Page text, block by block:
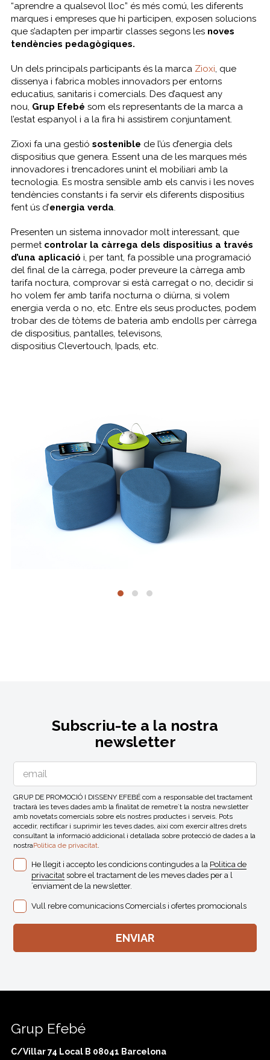
“aprendre a qualsevol lloc” és més comú, les diferents
marques i empreses que hi participen, exposen solucions
que s’adapten per impartir classes segons lesnoves
tendències pedagògiques.
Un dels principals participants és la marca Zioxi, que
dissenya i fabrica mobles innovadors per entorns
educatius, sanitaris i comercials. Des d’aquest any
nou, Grup Efebé som els representants de la marca a
l’estat espanyol i a la fira hi assistirem conjuntament.
Zioxi fa una gestió sostenible de l’ús d’energia dels
dispositius que genera. Essent una de les marques més
innovadores i trencadores unint el mobiliari amb la
tecnologia. Es mostra sensible amb els canvis i les noves
tendències constants i fa servir els diferents dispositius
fent ús d’energia verda.
Presenten un sistema innovador molt interessant, que
permet controlar la càrrega dels dispositius a través
d’una aplicació i, per tant, fa possible una programació
del final de la càrrega, poder preveure la càrrega amb
tarifa noctura, comprovar si està carregat o no, decidir si
ho volem fer amb tarifa nocturna o diürna, si volem
energia verda o no, etc. Entre els seus productes, podem
trobar des de tòtems de bateria amb endolls per càrrega
de dispositius, pantalles, televisons,
dispositius Clevertouch, Ipads, etc.
Subscriu-te a la nostra
newsletter
GRUP DE PROMOCIÓ I DISSENY EFEBÉ com a responsable del tractament
tractarà les teves dades amb la finalitat de remetre´t la nostra newsletter
amb novetats comercials sobre els nostres productes i serveis. Pots
accedir, rectificar i suprimir les teves dades, així com exercir altres drets
consultant la informació addicional i detallada sobre protecció de dades a la
nostraPolitica de privacitat.
He llegit i accepto les condicions contingudes a la Politica de
privacitat sobre el tractament de les meves dades per a l
´enviament de la newsletter.
Vull rebre comunicacions Comercials i ofertes promocionals
Grup Efebé
C/Villar 74 Local B 08041 Barcelona